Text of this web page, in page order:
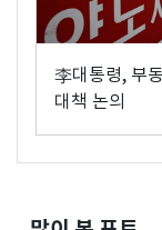
李대통령, 부
대책 논의